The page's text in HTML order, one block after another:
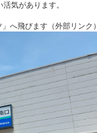
気があります。
へ飛びます（外部リンク）